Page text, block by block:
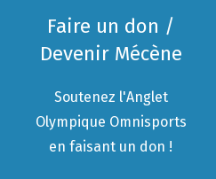
Faire un don /
Devenir Mécène
Soutenez l'Anglet
Olympique Omnisports
en faisant un don !